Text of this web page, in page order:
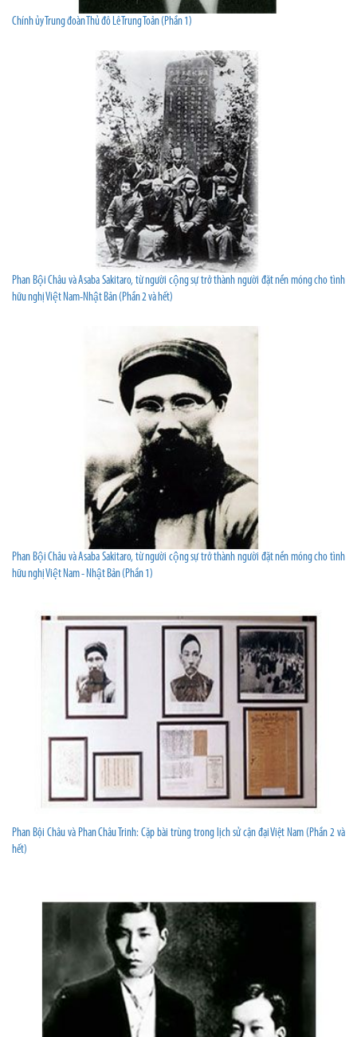
Chính ủy Trung đoàn Thủ đô Lê Trung Toản (Phần 1)
Phan Bội Châu và Asaba Sakitaro, từ người cộng sự trở thành người đặt nền móng cho tình
hữu nghị Việt Nam-Nhật Bản (Phần 2 và hết)
Phan Bội Châu và Asaba Sakitaro, từ người cộng sự trở thành người đặt nền móng cho tình
hữu nghị Việt Nam - Nhật Bản (Phần 1)
Phan Bội Châu và Phan Châu Trinh: Cặp bài trùng trong lịch sử cận đại Việt Nam (Phần 2 và
hết)